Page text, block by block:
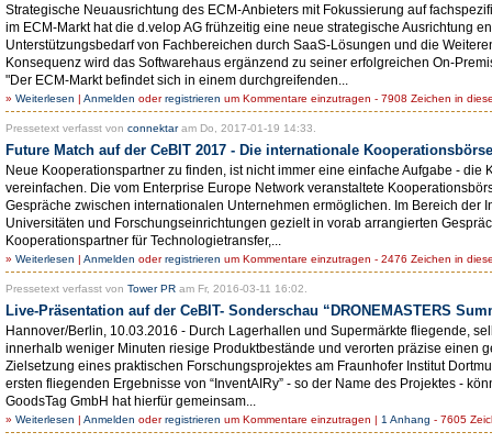
Strategische Neuausrichtung des ECM-Anbieters mit Fokussierung auf
im ECM-Markt hat die d.velop AG frühzeitig eine neue strategische Ausrichtung
Unterstützungsbedarf von Fachbereichen durch SaaS-Lösungen und die
Konsequenz wird das Softwarehaus ergänzend zu seiner erfolgreichen On-
"Der ECM-Markt befindet sich in einem durchgreifenden...
» Weiterlesen | Anmelden oderregistrieren um Kommentare einzutragen - 7908 Zeichen in
Pressetext verfasst von connektaram Do, 2017-01-19 14:33.
Future Match auf der CeBIT 2017 - Die internationale
Neue Kooperationspartner zu finden, ist nicht immer eine einfache Aufgabe -
vereinfachen. Die vom Enterprise Europe Network veranstaltete
Gespräche zwischen internationalen Unternehmen ermöglichen. Im Bereich
Universitäten und Forschungseinrichtungen gezielt in vorab arrangierten
Kooperationspartner für Technologietransfer,...
» Weiterlesen | Anmelden oderregistrieren um Kommentare einzutragen - 2476 Zeichen in
Pressetext verfasst von Tower PR am Fr, 2016-03-11 16:02.
Live-Präsentation auf der CeBIT- Sonderschau “DRONEMASTERS
Hannover/Berlin, 10.03.2016 - Durch Lagerhallen und Supermärkte fliegende,
innerhalb weniger Minuten riesige Produktbestände und verorten präzise einen
Zielsetzung eines praktischen Forschungsprojektes am Fraunhofer Institut
ersten fliegenden Ergebnisse von “InventAIRy” - so der Name des Projektes -
GoodsTag GmbH hat hierfür gemeinsam...
» Weiterlesen | Anmelden oderregistrieren um Kommentare einzutragen | 1 Anhang - 7605